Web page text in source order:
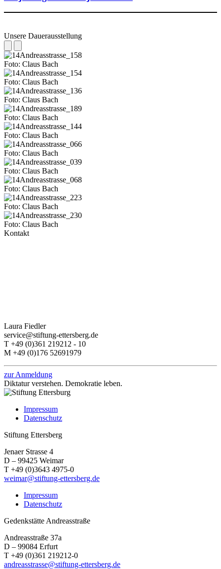
Unsere Dauerausstellung
Foto: Claus Bach
Foto: Claus Bach
Foto: Claus Bach
Foto: Claus Bach
Foto: Claus Bach
Foto: Claus Bach
Foto: Claus Bach
Foto: Claus Bach
Foto: Claus Bach
Foto: Claus Bach
Kontakt
Laura Fiedler
service@stiftung-ettersberg.de
T +49 (0)361 219212 - 10
M +49 (0)176 52691979
zur Anmeldung
Diktatur verstehen. Demokratie leben.
Impressum
Datenschutz
Stiftung Ettersberg
Jenaer Strasse 4
D – 99425 Weimar
T +49 (0)3643 4975-0
weimar@stiftung-ettersberg.de
Impressum
Datenschutz
Gedenkstätte Andreasstraße
Andreasstraße 37a
D – 99084 Erfurt
T +49 (0)361 219212-0
andreasstrasse@stiftung-ettersberg.de